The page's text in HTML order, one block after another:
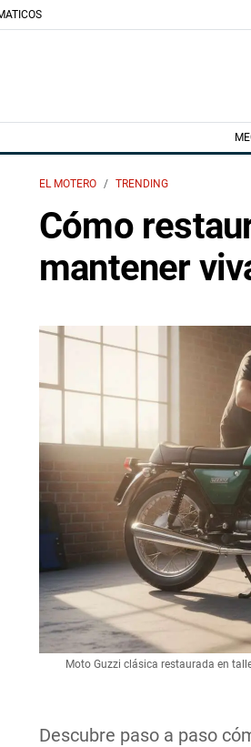
EL MOTERO TRENDING
Cómo
mantener
Descubre paso a paso
Moto Guzzi clásica restaurada en